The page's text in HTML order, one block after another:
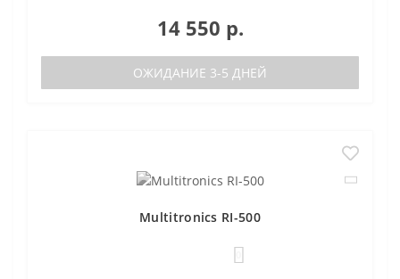
14 550 р.
ОЖИДАНИЕ 3-5 ДНЕЙ
Multitronics RI-500